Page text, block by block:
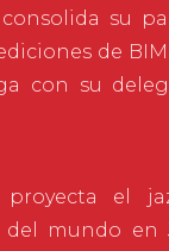
su
de
con su
proyecta el
mundo en